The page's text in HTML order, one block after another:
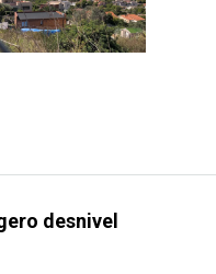
desnivel